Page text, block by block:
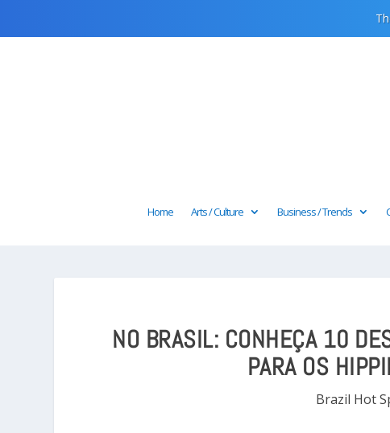
Home Arts / Culture Business / Trends
NO BRASIL: CONHEÇA 10
PARA OS
Brazil Hot